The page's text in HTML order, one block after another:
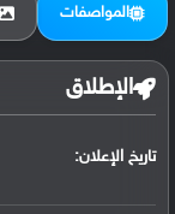
المواصفات
الإطلاق
تاريخ الإعلان: